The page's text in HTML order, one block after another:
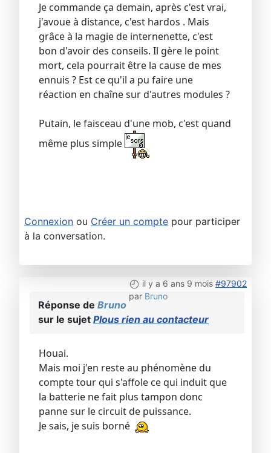
Je commande ça demain, après c'est vrai,
j'avoue à distance, c'est hardos . Mais
grâce à la magie de internenette, c'est
bon d'avoir des conseils. Il gère le point
mort, cela pourrait être la cause de mes
ennuis ? Est ce qu'il a pu faire une
réaction en chaîne sur d'autres modules ?
Putain, le faisceau d'une mob, c'est quand
même plus simple
Connexion ou Créer un compte pour participer
à la conversation.
il y a 6 ans 9 mois #97902
par Bruno
Réponse de Bruno
sur le sujet Plous rien au contacteur
Houai.
Mais moi j'en reste au phénomène du
compte tour qui s'affole ce qui induit que
la batterie ne fait plus tampon donc
panne sur le circuit de puissance.
Je sais, je suis borné